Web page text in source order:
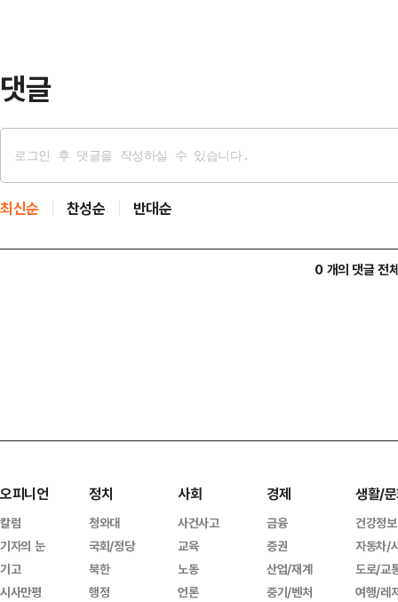
댓글
최신순 찬성순 반대순
0 개의 댓글 전
오피니언
칼럼
기자의 눈
기고
시사만평
정치
청와대
국회/정당
북한
행정
사회
사건사고
교육
노동
언론
경제
금융
증권
산업/재계
중기/벤처
생활/
건강정보
자동차/
도로/교
여행/레